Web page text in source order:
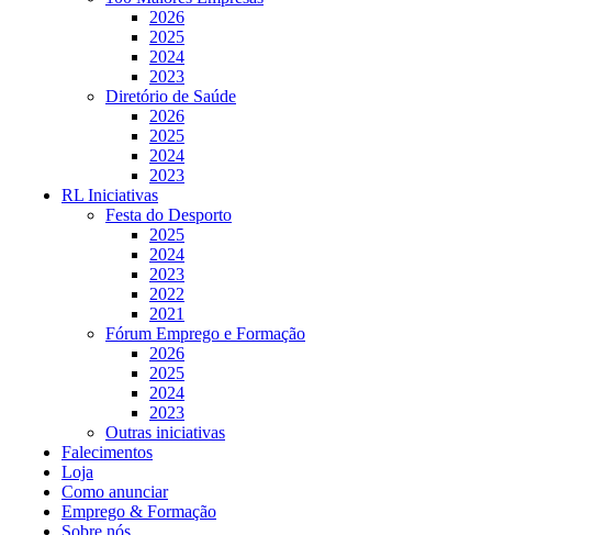
2026
2025
2024
2023
Diretório de Saúde
2026
2025
2024
2023
RL Iniciativas
Festa do Desporto
2025
2024
2023
2022
2021
Fórum Emprego e Formação
2026
2025
2024
2023
Outras iniciativas
Falecimentos
Loja
Como anunciar
Emprego & Formação
Sobre nós